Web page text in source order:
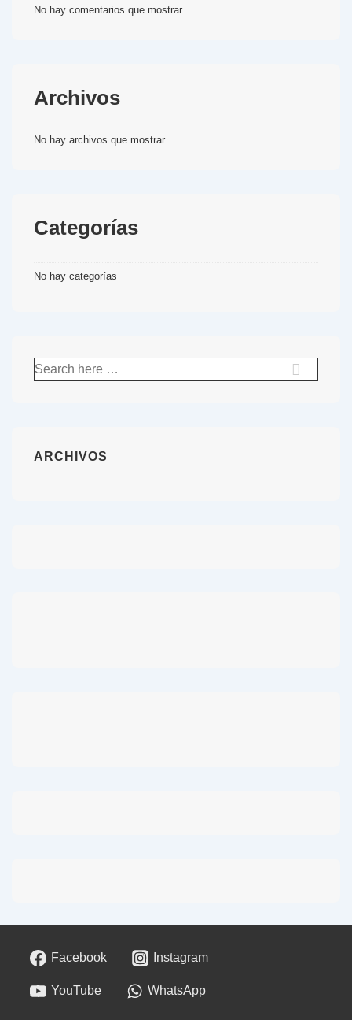
No hay comentarios que mostrar.
Archivos
No hay archivos que mostrar.
Categorías
No hay categorías
ARCHIVOS
Facebook Instagram
YouTube WhatsApp